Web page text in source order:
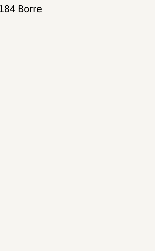
Borre